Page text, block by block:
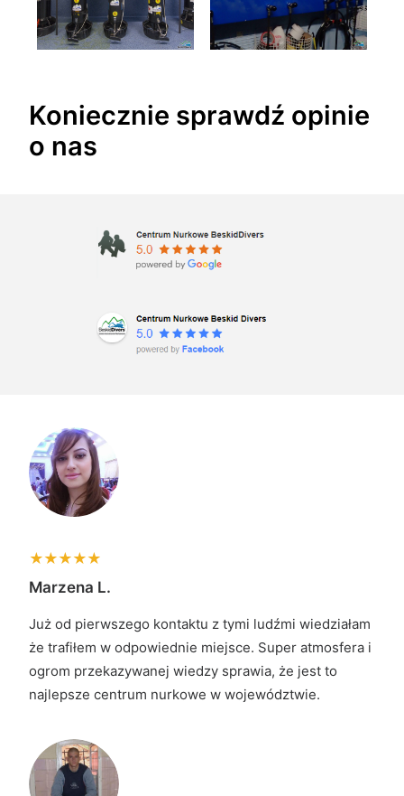
Koniecznie sprawdź opinie
o nas
Marzena L.
Już od pierwszego kontaktu z tymi ludźmi wiedziałam
że trafiłem w odpowiednie miejsce. Super atmosfera i
ogrom przekazywanej wiedzy sprawia, że jest to
najlepsze centrum nurkowe w województwie.